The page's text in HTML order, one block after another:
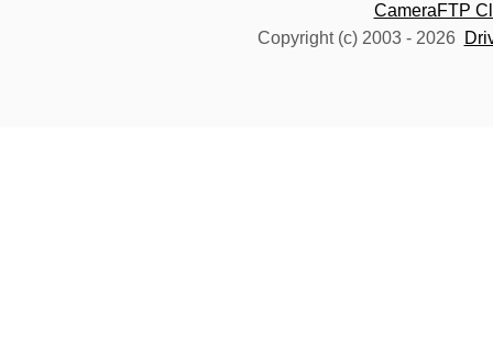
CameraFTP
Copyright (c) 2003 - 2026